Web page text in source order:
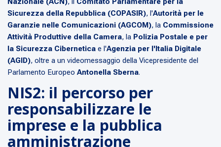
Sicurezza della Repubblica (COPASIR), l'Autorità per le
Garanzie nelle Comunicazioni (AGCOM), la Commissione
Attività Produttive della Camera, la Polizia Postale e per
la Sicurezza Cibernetica e l'Agenzia per l'Italia Digitale
(AGID), oltre a un videomessaggio della Vicepresidente del
Parlamento Europeo Antonella Sberna.
NIS2: il percorso per
responsabilizzare le
imprese e la pubblica
amministrazione